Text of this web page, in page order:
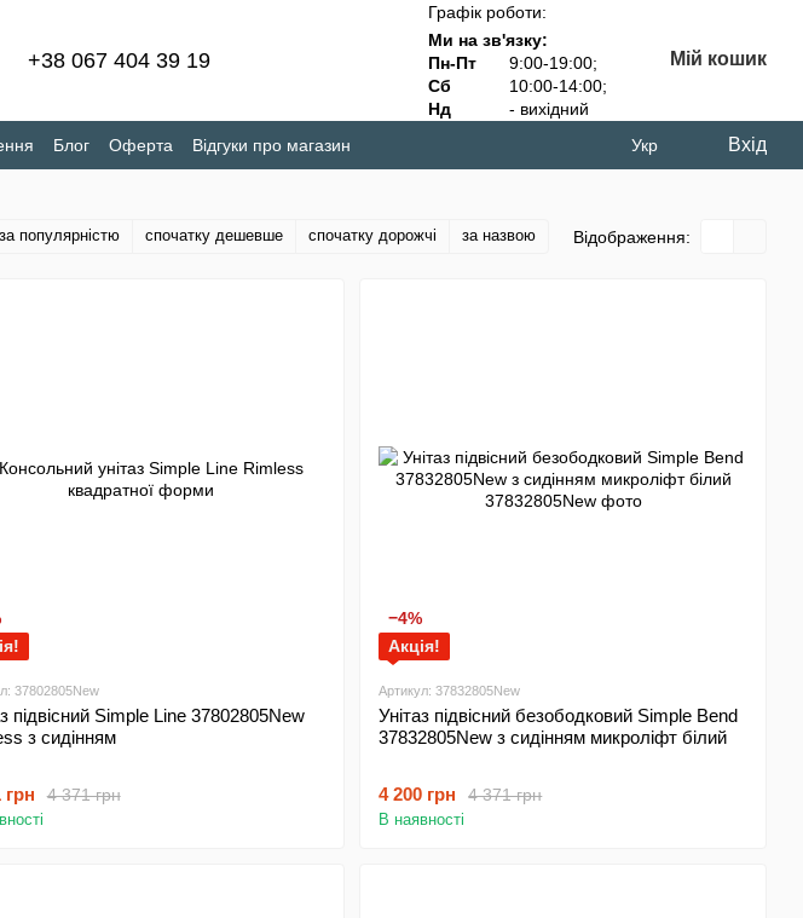
+38 067 404 39 19
Графік роботи:
Ми на зв'язку:
Пн-Пт
9:00-19:00;
Сб
10:00-14:00;
Нд
- вихідний
Мій кошик
Блог Оферта
Відгуки про магазин
Укр Вхід
за популярністю спочатку дешевше спочатку дорожчі за назвою Відображення:
37802805New
підвісний Simple Line 37802805New
з сидінням
4 371 грн
грн
−4%
Акція!
Артикул: 37832805New
Унітаз підвісний безободковий Simple Bend
37832805New з сидінням микроліфт білий
4 371 грн
4 200 грн
В наявності